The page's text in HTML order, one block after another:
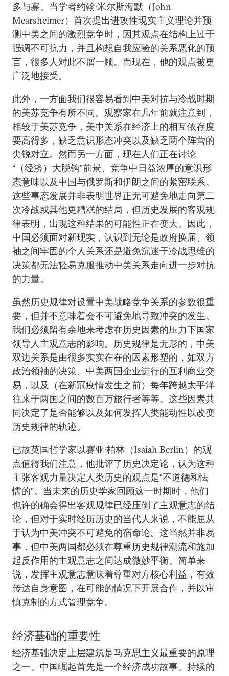
多与寡。当学者约翰·米尔斯海默（John
Mearsheimer）首次提出进攻性现实主义理论并预
测中美之间的激烈竞争时，因其观点在结构上过于
强调不可抗力，并且构想自我应验的关系恶化的预
言，很多人对此不屑一顾。而现在，他的观点被更
广泛地接受。
此外，一方面我们很容易看到中美对抗与冷战时期
的美苏竞争有所不同。观察家在几年前就注意到，
相较于美苏竞争，美中关系在经济上的相互依存度
要高得多，缺乏意识形态冲突以及缺乏两个阵营的
尖锐对立。然而另一方面，现在人们正在讨论
“（经济）大脱钩”前景、竞争中日益浓厚的意识形
态意味以及中国与俄罗斯和伊朗之间的紧密联系。
这些事态发展并非表明世界正无可避免地走向第二
次冷战或其他更糟糕的结局，但历史发展的客观规
律表明，出现这种结果的可能性正在变大。因此，
中国必须面对新现实，认识到无论是政府换届、领
袖之间牢固的个人关系还是避免沉迷于冷战思维的
决策都无法轻易克服推动中美关系走向进一步对抗
的力量。
虽然历史规律对设置中美战略竞争关系的参数很重
要，但并不意味着会不可避免地导致冲突的发生。
我们必须留有余地来考虑在历史因素的压力下国家
领导人主观意志的影响。历史规律是无形的，中美
双边关系是由很多实实在在的因素形塑的，如双方
政治领袖的决策、中美两国企业进行的互利商业交
易，以及（在新冠疫情发生之前）每年跨越太平洋
往来于两国之间的数百万旅行者等等。这些因素共
同决定了是否能够以及如何发挥人类能动性以改变
历史规律的轨迹。
已故英国哲学家以赛亚·柏林（Isaiah Berlin）的观
点值得我们注意，他批评了历史决定论，认为这种
主张客观力量决定人类历史的观点是“不道德和怯
懦的”。当未来的历史学家回顾这一时期时，他们
也许的确会得出客观规律已经压倒了主观意志的结
论，但对于实时经历历史的当代人来说，不能屈从
于认为中美冲突不可避免的宿命论。这当然并非易
事，但中美两国都必须在尊重历史规律潮流和施加
起反作用的主观意志之间达成微妙平衡。简单来
说，发挥主观意志意味着尊重对方核心利益，有效
传达自身意图，在可能的情况下开展合作，并以审
慎克制的方式管理竞争。
经济基础的重要性
经济基础决定上层建筑是马克思主义最重要的原理
之一。中国崛起首先是一个经济成功故事。持续的